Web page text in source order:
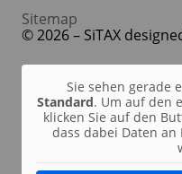
Sitemap
© 2026 – SiTAX
Sie sehen gerade
Standard. Um auf den
klicken Sie auf den
dass dabei Daten